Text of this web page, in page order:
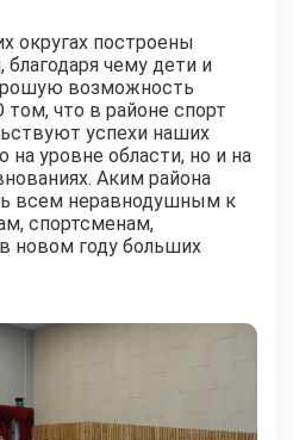
округах построены
чему дети и
возможность
что в районе спорт
успехи наших
на уровне области, но и на
Аким района
всем неравнодушным к
спортсменам,
новом году больших